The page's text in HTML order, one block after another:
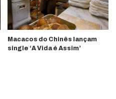
Macacos do Chinês lançam
single ‘A Vida é Assim’